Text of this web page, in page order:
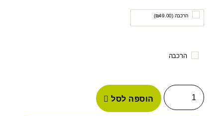
הרכבה ( ₪49.00
)
הרכבה
הוספה לסל